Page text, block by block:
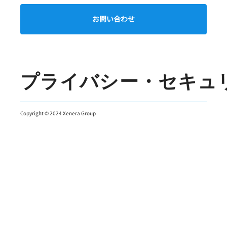
Copyright © 2024 Xenera Group
プライバシー・セキュ
お問い合わせ